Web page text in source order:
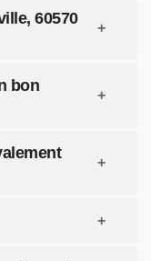
60570
bon